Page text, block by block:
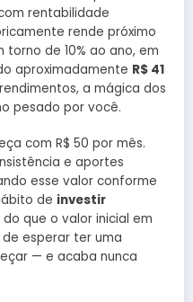
rentabilidade
rende próximo
torno de 10% ao ano, em
aproximadamente R$ 41
a mágica dos
pesado por você.
com R$ 50 por mês.
e aportes
esse valor conforme
de investir
que o valor inicial em
esperar ter uma
— e acaba nunca